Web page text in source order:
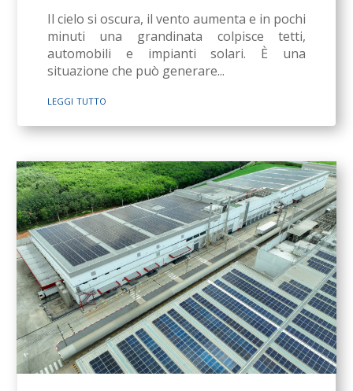
Il cielo si oscura, il vento aumenta e in pochi
minuti una grandinata colpisce tetti,
automobili e impianti solari. È una
situazione che può generare...
leggi tutto